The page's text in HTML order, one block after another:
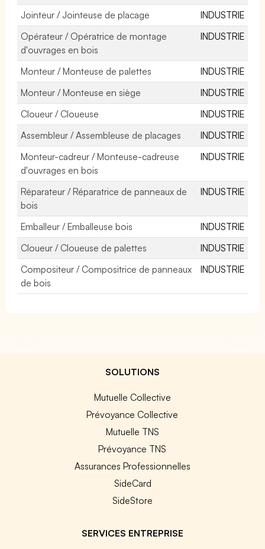
Jointeur / Jointeuse de placage
INDUSTRIE
Opérateur / Opératrice de montage
d'ouvrages en bois
INDUSTRIE
Monteur / Monteuse de palettes
INDUSTRIE
Monteur / Monteuse en siège
INDUSTRIE
Cloueur / Cloueuse
INDUSTRIE
Assembleur / Assembleuse de placages
INDUSTRIE
Monteur-cadreur / Monteuse-cadreuse
d'ouvrages en bois
INDUSTRIE
Réparateur / Réparatrice de panneaux de
bois
INDUSTRIE
Emballeur / Emballeuse bois
INDUSTRIE
Cloueur / Cloueuse de palettes
INDUSTRIE
Compositeur / Compositrice de panneaux
de bois
INDUSTRIE
SOLUTIONS
Mutuelle Collective
Prévoyance Collective
Mutuelle TNS
Prévoyance TNS
Assurances Professionnelles
SideCard
SideStore
SERVICES ENTREPRISE